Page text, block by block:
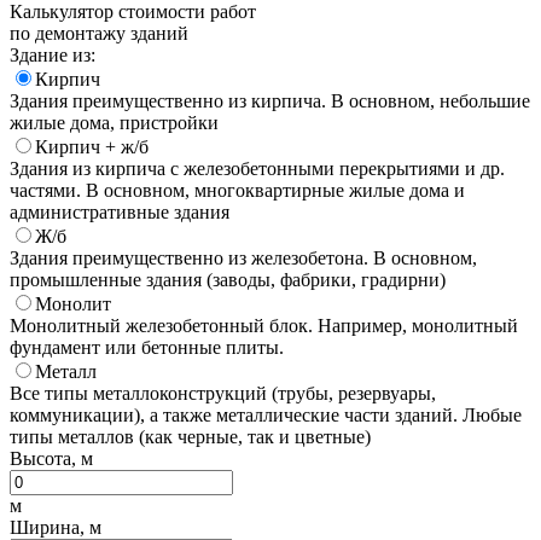
Калькулятор стоимости работ
по демонтажу зданий
Здание из:
Кирпич
Здания преимущественно из кирпича. В основном, небольшие
жилые дома, пристройки
Кирпич + ж/б
Здания из кирпича с железобетонными перекрытиями и др.
частями. В основном, многоквартирные жилые дома и
административные здания
Ж/б
Здания преимущественно из железобетона. В основном,
промышленные здания (заводы, фабрики, градирни)
Монолит
Монолитный железобетонный блок. Например, монолитный
фундамент или бетонные плиты.
Металл
Все типы металлоконструкций (трубы, резервуары,
коммуникации), а также металлические части зданий. Любые
типы металлов (как черные, так и цветные)
Высота, м
м
Ширина, м